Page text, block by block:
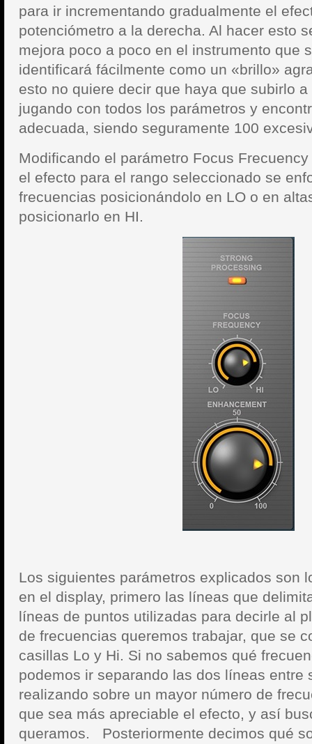
para ir incrementando gradualmente el
potenciómetro a la derecha. Al hacer esto
mejora poco a poco en el instrumento que
identificará fácilmente como un «brillo»
esto no quiere decir que haya que subirlo
jugando con todos los parámetros y
adecuada, siendo seguramente 100
Modificando el parámetro Focus
el efecto para el rango seleccionado se
frecuencias posicionándolo en LO o en
posicionarlo en HI.
Los siguientes parámetros explicados son
en el display, primero las líneas que
líneas de puntos utilizadas para decirle al
de frecuencias queremos trabajar, que se
casillas Lo y Hi. Si no sabemos qué
podemos ir separando las dos líneas entre
realizando sobre un mayor número de
que sea más apreciable el efecto, y así
queramos. Posteriormente decimos qué